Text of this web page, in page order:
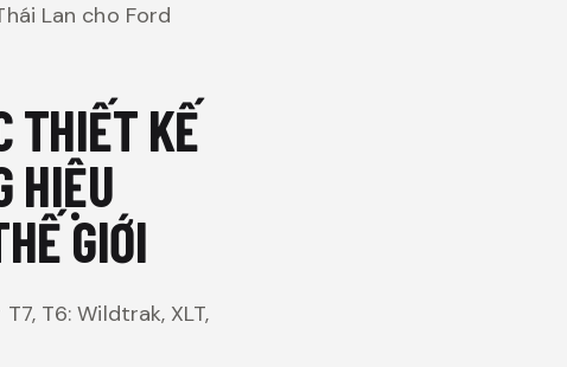
Lan cho Ford
THIẾT KẾ
HIỆU
GIỚI
T6: Wildtrak, XLT,